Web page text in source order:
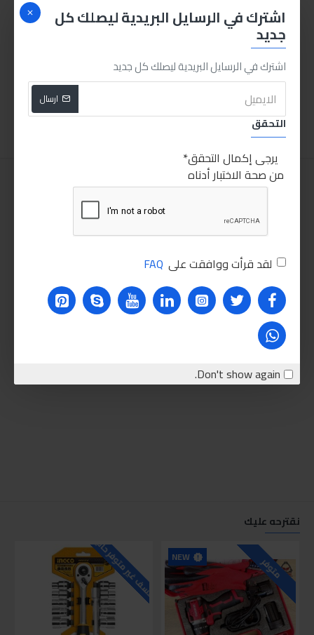
اشترك في الرسايل البريدية ليصلك كل
جديد
اشترك في الرسايل البريدية ليصلك كل جديد
ارسال
التحقق
يرجى إكمال التحقق
من صحة الاختبار أدناه
لقد قرأت ووافقت على FAQ
Don't show again.
انجكو طقم لقم 12قطعة
800.00LE
اضافة للسلة
نقترحه عليك
NEW متوفر للاسف غير متوفر حاليا